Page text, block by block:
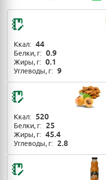
Ккал: 44
Белки, г: 0.9
Жиры, г: 0.1
Углеводы, г: 9
Ккал: 520
Белки, г: 25
Жиры, г: 45.4
Углеводы, г: 2.8